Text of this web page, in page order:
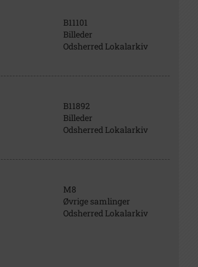
B11101
Billeder
Odsherred Lokalarkiv
B11892
Billeder
Odsherred Lokalarkiv
M8
Øvrige samlinger
Odsherred Lokalarkiv